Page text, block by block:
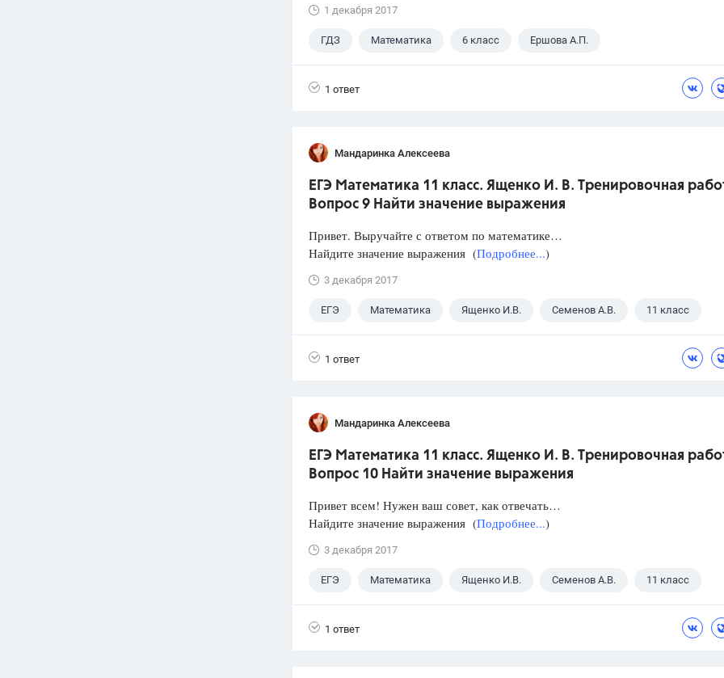
1 декабря 2017
ГДЗ Математика 6 класс Ершова А.П.
1 ответ
Мандаринка Алексеева
ЕГЭ Математика 11 класс. Ященко И. В. Тренировочная
Вопрос 9 Найти значение выражения
Привет. Выручайте с ответом по математике…
Найдите значение выражения (Подробнее...)
3 декабря 2017
ЕГЭ Математика Ященко И.В. Семенов А.В. 11 класс
1 ответ
Мандаринка Алексеева
ЕГЭ Математика 11 класс. Ященко И. В. Тренировочная
Вопрос 10 Найти значение выражения
Привет всем! Нужен ваш совет, как отвечать…
Найдите значение выражения (Подробнее...)
3 декабря 2017
ЕГЭ Математика Ященко И.В. Семенов А.В. 11 класс
1 ответ